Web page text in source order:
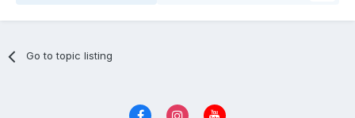
Go to topic listing